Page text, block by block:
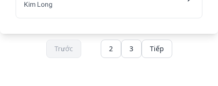
Kim Long
Trước 2 3 Tiếp